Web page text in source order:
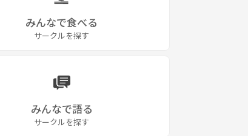
みんなで食べる
サークルを探す
みんなで語る
サークルを探す